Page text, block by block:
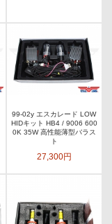
99-02y エスカレード LOW
HIDキット HB4 / 9006 600
0K 35W 高性能薄型バラス
ト
27,300円